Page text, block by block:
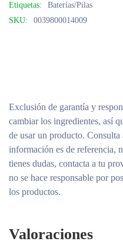
Etiquetas:
Baterías/Pilas
SKU:
0039800014009
Exclusión de garantía y
cambiar los ingredientes, así
de usar un producto. Consulta
información es de referencia,
tienes dudas, contacta a tu
no se hace responsable por
los productos.
Valoraciones